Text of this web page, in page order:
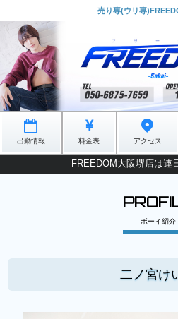
売り専(ウリ専
出勤情報 料金表 アクセス
FREEDOM大阪堺店は連
ボーイ紹介
二ノ宮け